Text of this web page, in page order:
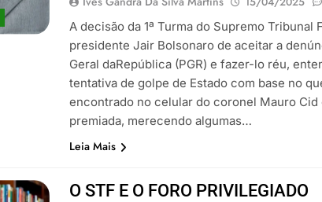
A decisão da 1ª Turma do Supremo Tribunal
presidente Jair Bolsonaro de aceitar a
Geral daRepública (PGR) e fazer-lo réu,
tentativa de golpe de Estado com base no
encontrado no celular do coronel Mauro Cid
premiada, merecendo algumas…
Leia Mais
O STF E O FORO PRIVILEGIADO